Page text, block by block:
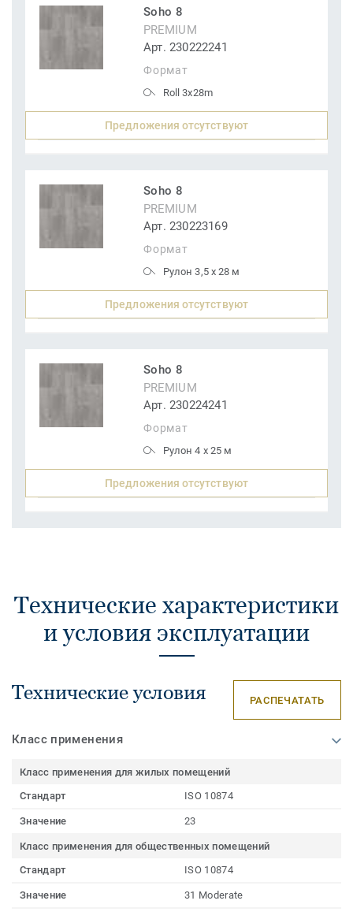
Soho 8
PREMIUM
Арт. 230222241
Формат
Roll 3x28m
Предложения отсутствуют
Soho 8
PREMIUM
Арт. 230223169
Формат
Рулон 3,5 x 28 м
Предложения отсутствуют
Soho 8
PREMIUM
Арт. 230224241
Формат
Рулон 4 x 25 м
Предложения отсутствуют
Технические характеристики
и условия эксплуатации
Технические условия РАСПЕЧАТАТЬ
Класс применения
Класс применения для жилых помещений
Стандарт
ISO 10874
Значение 23
Класс применения для общественных помещений
Стандарт
ISO 10874
Значение 31 Moderate